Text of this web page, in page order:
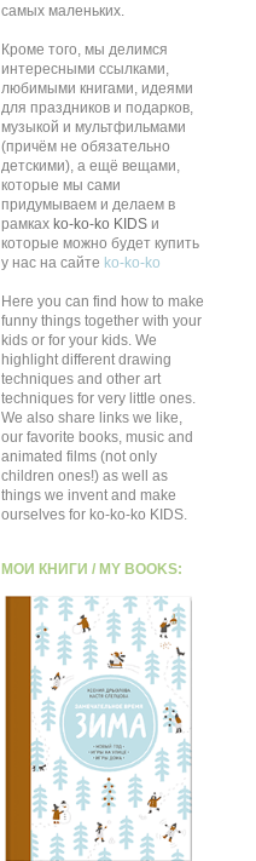
самых маленьких.
Кроме того, мы делимся
интересными ссылками,
любимыми книгами, идеями
для праздников и подарков,
музыкой и мультфильмами
(причём не обязательно
детскими), а ещё вещами,
которые мы сами
придумываем и делаем в
рамках ko-ko-ko KIDS и
которые можно будет купить
у нас на сайте ko-ko-ko
Here you can find how to make
funny things together with your
kids or for your kids. We
highlight different drawing
techniques and other art
techniques for very little ones.
We also share links we like,
our favorite books, music and
animated films (not only
children ones!) as well as
things we invent and make
ourselves for ko-ko-ko KIDS.
МОИ КНИГИ / MY BOOKS: